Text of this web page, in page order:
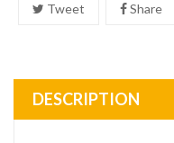
Tweet Share
DESCRIPTION